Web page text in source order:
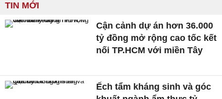
TIN MỚI
Cận cảnh dự án hơn 36.000
tỷ đồng mở rộng cao tốc kết
nối TP.HCM với miền Tây
Ếch tẩm kháng sinh và góc